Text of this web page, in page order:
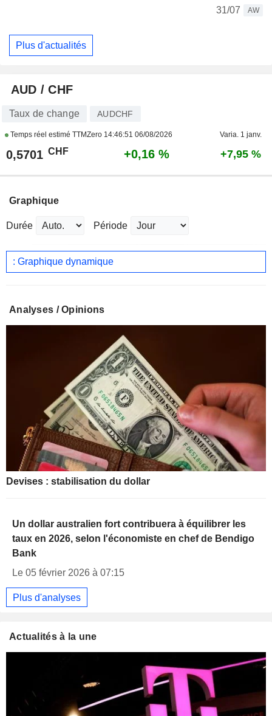
31/07 AW
Plus d'actualités
AUD / CHF
Taux de change AUDCHF
Temps réel estimé TTMZero 14:46:51 06/08/2026 Varia. 1 janv.
0,5701 CHF +0,16 % +7,95 %
Graphique
Durée Période
: Graphique dynamique
Analyses / Opinions
Devises : stabilisation du dollar
Un dollar australien fort contribuera à équilibrer les
taux en 2026, selon l'économiste en chef de Bendigo
Bank
Le 05 février 2026 à 07:15
Plus d'analyses
Actualités à la une